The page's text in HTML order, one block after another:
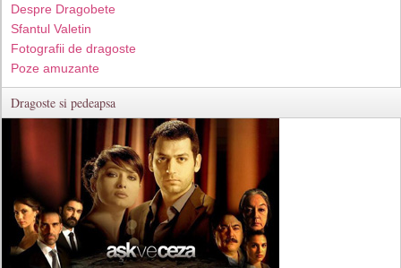
Despre Dragobete
Sfantul Valetin
Fotografii de dragoste
Poze amuzante
Dragoste si pedeapsa